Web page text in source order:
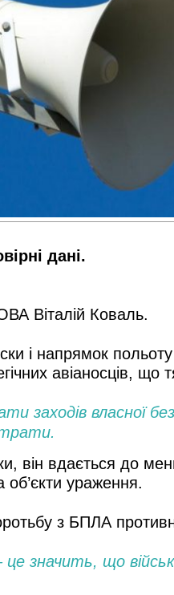
дані.
Віталій Коваль.
і напрямок
авіаносців, що
заходів власної
він вдається до
об’єкти ураження.
з БПЛА
значить, що